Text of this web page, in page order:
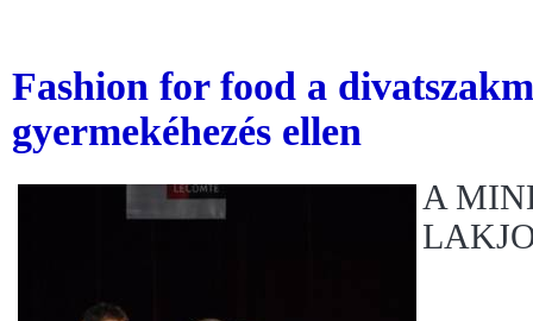
Fashion for food a
gyermekéhezés ellen
A